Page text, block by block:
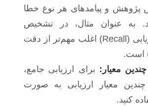
پژوهش و پیامدهای هر نوع خطا
به عنوان مثال، در تشخیص
پزشکی، بازیابی (Recall) اغلب مهم‌تر از دقت
چندین معیار: برای ارزیابی جامع،
معیار ارزیابی به صورت
کنید.